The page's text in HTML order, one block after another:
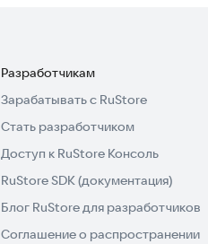
Разработчикам
Зарабатывать с RuStore
Стать разработчиком
Доступ к RuStore Консоль
RuStore SDK (документация)
Блог RuStore для разработчиков
Соглашение о распространении